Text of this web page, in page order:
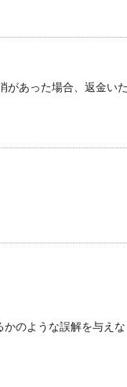
があった場合、返金い
のような誤解を与えな